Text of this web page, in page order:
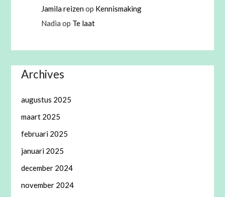
Jamila reizenop Kennismaking
Nadia op Te laat
Archives
augustus 2025
maart 2025
februari 2025
januari 2025
december 2024
november 2024